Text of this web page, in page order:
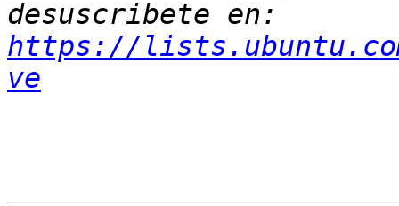
https://
ve